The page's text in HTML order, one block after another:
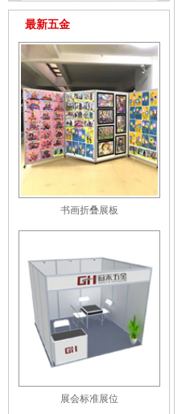
最新五金
书画折叠展板
展会标准展位